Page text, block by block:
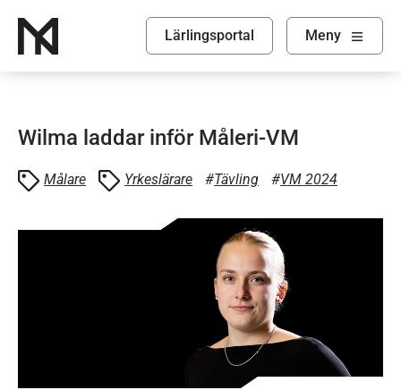
Lärlingsportal Visa
Meny
Wilma laddar inför Måleri-VM
Målare Yrkeslärare Tävling VM 2024